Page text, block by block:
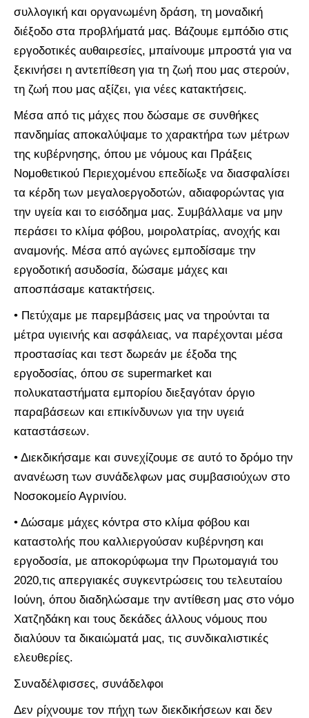
συλλογική και οργανωμένη δράση, τη μοναδική
διέξοδο στα προβλήματά μας. Βάζουμε εμπόδιο στις
εργοδοτικές αυθαιρεσίες, μπαίνουμε μπροστά για να
ξεκινήσει η αντεπίθεση για τη ζωή που μας στερούν,
τη ζωή που μας αξίζει, για νέες κατακτήσεις.
Μέσα από τις μάχες που δώσαμε σε συνθήκες
πανδημίας αποκαλύψαμε το χαρακτήρα των μέτρων
της κυβέρνησης, όπου με νόμους και Πράξεις
Νομοθετικού Περιεχομένου επεδίωξε να διασφαλίσει
τα κέρδη των μεγαλοεργοδοτών, αδιαφορώντας για
την υγεία και το εισόδημα μας. Συμβάλλαμε να μην
περάσει το κλίμα φόβου, μοιρολατρίας, ανοχής και
αναμονής. Μέσα από αγώνες εμποδίσαμε την
εργοδοτική ασυδοσία, δώσαμε μάχες και
αποσπάσαμε κατακτήσεις.
• Πετύχαμε με παρεμβάσεις μας να τηρούνται τα
μέτρα υγιεινής και ασφάλειας, να παρέχονται μέσα
προστασίας και τεστ δωρεάν με έξοδα της
εργοδοσίας, όπου σε supermarket και
πολυκαταστήματα εμπορίου διεξαγόταν όργιο
παραβάσεων και επικίνδυνων για την υγειά
καταστάσεων.
• Διεκδικήσαμε και συνεχίζουμε σε αυτό το δρόμο την
ανανέωση των συνάδελφων μας συμβασιούχων στο
Νοσοκομείο Αγρινίου.
• Δώσαμε μάχες κόντρα στο κλίμα φόβου και
καταστολής που καλλιεργούσαν κυβέρνηση και
εργοδοσία, με αποκορύφωμα την Πρωτομαγιά του
2020,τις απεργιακές συγκεντρώσεις του τελευταίου
Ιούνη, όπου διαδηλώσαμε την αντίθεση μας στο νόμο
Χατζηδάκη και τους δεκάδες άλλους νόμους που
διαλύουν τα δικαιώματά μας, τις συνδικαλιστικές
ελευθερίες.
Συναδέλφισσες, συνάδελφοι
Δεν ρίχνουμε τον πήχη των διεκδικήσεων και δεν